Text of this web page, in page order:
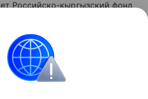
Российско-кыргызский фонд
связей.
четырех тысяч проектов во
- отметил он.